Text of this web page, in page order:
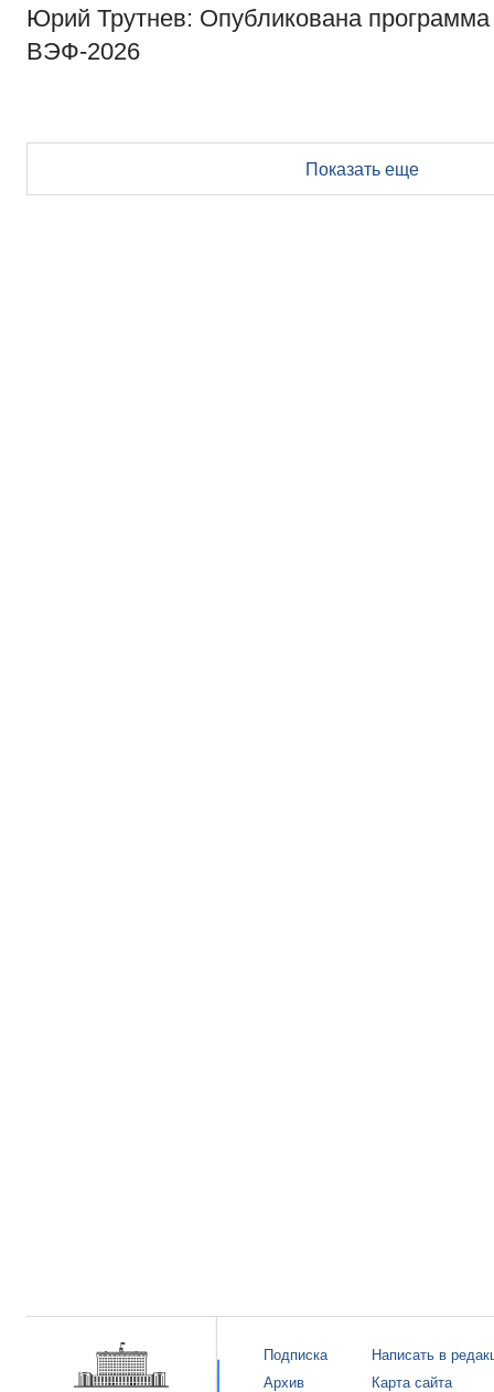
Юрий Трутнев: Опубликована
ВЭФ-2026
Показать еще
Подписка
Архив
Написать в
Карта сайта